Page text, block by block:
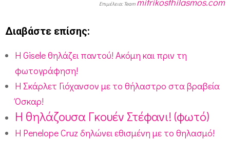
Επιμέλεια: Team
Διαβάστε επίσης:
Η Gisele θηλάζει παντού! Ακόμη και πριν τη
φωτογράφηση!
Η Σκάρλετ Γιόχανσον με το θήλαστρο στα βραβεία
Όσκαρ!
Η θηλάζουσα Γκουέν Στέφανι! (φωτό)
Η Penelope Cruz δηλώνει εθισμένη με το θηλασμό!